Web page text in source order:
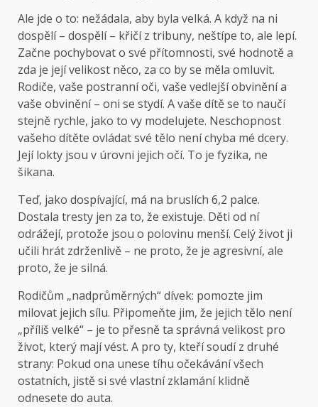
Ale jde o to: nežádala, aby byla velká. A když na ni
dospělí – dospělí – křičí z tribuny, neštípe to, ale lepí.
Začne pochybovat o své přítomnosti, své hodnotě a
zda je její velikost něco, za co by se měla omluvit.
Rodiče, vaše postranní oči, vaše vedlejší obvinění a
vaše obvinění – oni se stydí. A vaše dítě se to naučí
stejně rychle, jako to vy modelujete. Neschopnost
vašeho dítěte ovládat své tělo není chyba mé dcery.
Její lokty jsou v úrovni jejich očí. To je fyzika, ne
šikana.
Teď, jako dospívající, má na bruslích 6,2 palce.
Dostala tresty jen za to, že existuje. Děti od ní
odrážejí, protože jsou o polovinu menší. Celý život ji
učili hrát zdrženlivě – ne proto, že je agresivní, ale
proto, že je silná.
Rodičům „nadprůměrných“ dívek: pomozte jim
milovat jejich sílu. Připomeňte jim, že jejich tělo není
„příliš velké“ – je to přesně ta správná velikost pro
život, který mají vést. A pro ty, kteří soudí z druhé
strany: Pokud ona unese tíhu očekávání všech
ostatních, jistě si své vlastní zklamání klidně
odnesete do auta.